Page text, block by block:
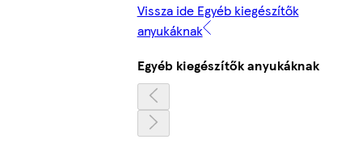
Vissza ide Egyéb kiegészítők
anyukáknak
Egyéb kiegészítők anyukáknak